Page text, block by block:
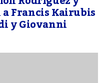
Francis Kairubis
y Giovanni